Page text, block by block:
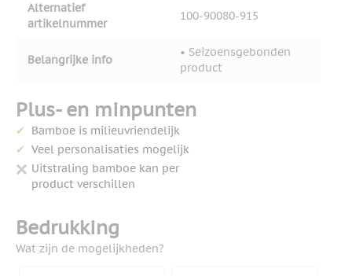
Alternatief
artikelnummer
100-90080-915
Belangrijke info
• Seizoensgebonden
product
Plus- en minpunten
Bamboe is milieuvriendelijk
Veel personalisaties mogelijk
Uitstraling bamboe kan per
product verschillen
Bedrukking
Wat zijn de mogelijkheden?